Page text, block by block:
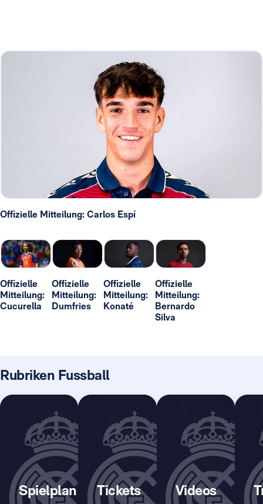
Offizielle Mitteilung: Carlos Espí
Offizielle
Mitteilung:
Cucurella
Offizielle
Mitteilung:
Dumfries
Offizielle
Mitteilung:
Konaté
Offizielle
Mitteilung:
Bernardo
Silva
Rubriken Fussball
Spielplan Tickets Videos